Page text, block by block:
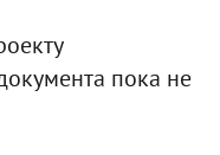
пока не